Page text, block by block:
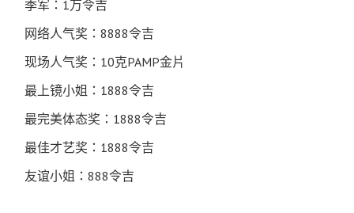
季军：1万令吉
网络人气奖：8888令吉
现场人气奖：10克PAMP金片
最上镜小姐：1888令吉
最完美体态奖：1888令吉
最佳才艺奖：1888令吉
友谊小姐：888令吉